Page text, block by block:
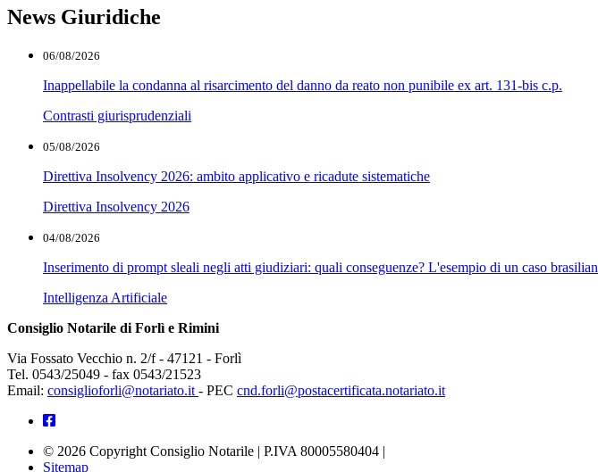
News Giuridiche
06/08/2026
Inappellabile la condanna al risarcimento del danno da reato non punibile ex art. 131-bis c.p.
Contrasti giurisprudenziali
05/08/2026
Direttiva Insolvency 2026: ambito applicativo e ricadute sistematiche
Direttiva Insolvency 2026
04/08/2026
Inserimento di prompt sleali negli atti giudiziari: quali conseguenze? L'esempio di un caso
Intelligenza Artificiale
Consiglio Notarile di Forlì e Rimini
Via Fossato Vecchio n. 2/f - 47121 - Forlì
Tel. 0543/25049 - fax 0543/21523
Email: consiglioforli@notariato.it - PEC cnd.forli@postacertificata.notariato.it
© 2026 Copyright Consiglio Notarile | P.IVA 80005580404 |
Sitemap